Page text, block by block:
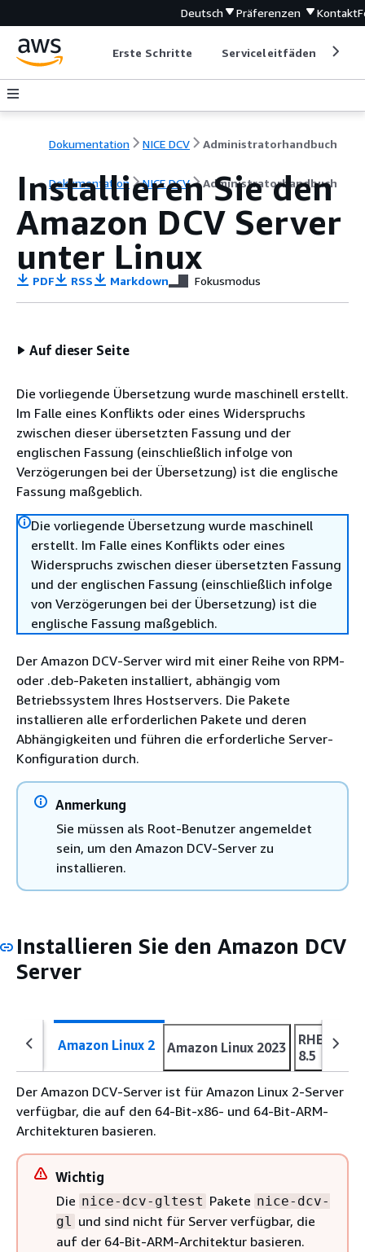
Deutsch Präferenzen Kontakt
Erste Schritte Serviceleitfäden
Dokumentation NICE DCV Administratorhandbuch
Dokumentation NICE DCV Administratorhandbuch
Installieren Sie den
Amazon DCV Server
unter Linux
PDF RSS Markdown Fokusmodus
Auf dieser Seite
Die vorliegende Übersetzung wurde maschinell erstellt.
Im Falle eines Konflikts oder eines Widerspruchs
zwischen dieser übersetzten Fassung und der
englischen Fassung (einschließlich infolge von
Verzögerungen bei der Übersetzung) ist die englische
Fassung maßgeblich.
Die vorliegende Übersetzung wurde maschinell
erstellt. Im Falle eines Konflikts oder eines
Widerspruchs zwischen dieser übersetzten Fassung
und der englischen Fassung (einschließlich infolge
von Verzögerungen bei der Übersetzung) ist die
englische Fassung maßgeblich.
Der Amazon DCV-Server wird mit einer Reihe von RPM-
oder .deb-Paketen installiert, abhängig vom
Betriebssystem Ihres Hostservers. Die Pakete
installieren alle erforderlichen Pakete und deren
Abhängigkeiten und führen die erforderliche Server-
Konfiguration durch.
Anmerkung
Sie müssen als Root-Benutzer angemeldet
sein, um den Amazon DCV-Server zu
installieren.
Installieren Sie den Amazon DCV
Server
Amazon Linux 2 Amazon Linux 2023
RHEL,
8.5
Der Amazon DCV-Server ist für Amazon Linux 2-Server
verfügbar, die auf den 64-Bit-x86- und 64-Bit-ARM-
Architekturen basieren.
Wichtig
Die nice-dcv-gltest Pakete nice-dcv-
gl
und sind nicht für Server verfügbar, die
auf der 64-Bit-ARM-Architektur basieren.